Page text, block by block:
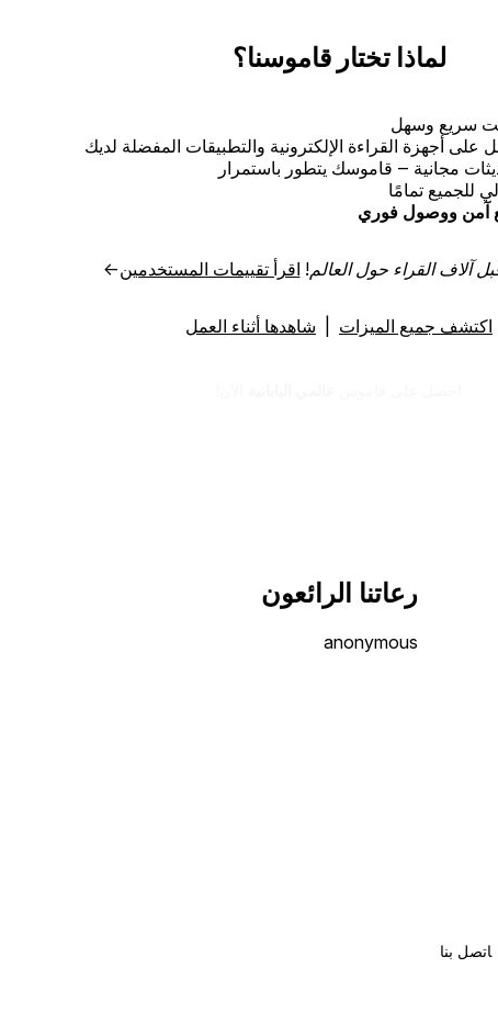
لماذا تختار قاموسنا؟
سريع وسهل
على أجهزة القراءة الإلكترونية والتطبيقات المفضلة لديك
مجانية ‒ قاموسك يتطور باستمرار
للجميع تمامًا
آمن ووصول فوري
آلاف القراء حول العالم! اقرأ تقييمات المستخدمين→
اكتشف جميع الميزات شاهدها أثناء العمل
رعاتنا الرائعون
anonymous
اتصل بنا